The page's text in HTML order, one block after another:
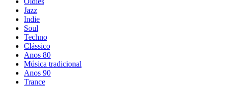
Jazz
Indie
Soul
Techno
Clássico
Anos 80
Música tradicional
Anos 90
Trance